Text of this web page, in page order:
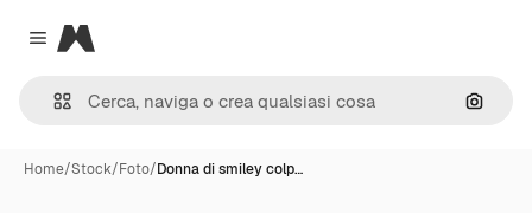
Close menu
Magnific
Cerca
Home/Stock/Foto/Donna di smiley colp…